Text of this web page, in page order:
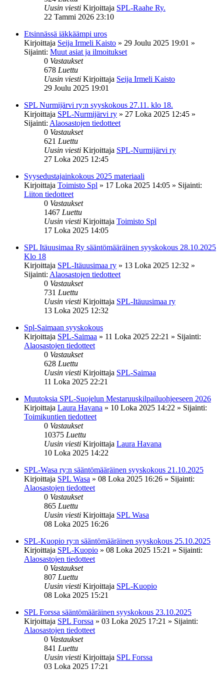
Uusin viesti Kirjoittaja SPL-Raahe Ry.
22 Tammi 2026 23:10
Etsinnässä iäkkäämpi uros
Kirjoittaja Seija Irmeli Kaisto » 29 Joulu 2025 19:01 »
Sijainti: Muut asiat ja ilmoitukset
0 Vastaukset
678 Luettu
Uusin viesti Kirjoittaja Seija Irmeli Kaisto
29 Joulu 2025 19:01
SPL Nurmijärvi ry:n syyskokous 27.11. klo 18.
Kirjoittaja SPL-Nurmijärvi ry » 27 Loka 2025 12:45 »
Sijainti: Alaosastojen tiedotteet
0 Vastaukset
621 Luettu
Uusin viesti Kirjoittaja SPL-Nurmijärvi ry
27 Loka 2025 12:45
Syysedustajainkokous 2025 materiaali
Kirjoittaja Toimisto Spl » 17 Loka 2025 14:05 » Sijainti:
Liiton tiedotteet
0 Vastaukset
1467 Luettu
Uusin viesti Kirjoittaja Toimisto Spl
17 Loka 2025 14:05
SPL Itäuusimaa Ry sääntömääräinen syyskokous 28.10.2025
Klo 18
Kirjoittaja SPL-Itäuusimaa ry » 13 Loka 2025 12:32 »
Sijainti: Alaosastojen tiedotteet
0 Vastaukset
731 Luettu
Uusin viesti Kirjoittaja SPL-Itäuusimaa ry
13 Loka 2025 12:32
Spl-Saimaan syyskokous
Kirjoittaja SPL-Saimaa » 11 Loka 2025 22:21 » Sijainti:
Alaosastojen tiedotteet
0 Vastaukset
628 Luettu
Uusin viesti Kirjoittaja SPL-Saimaa
11 Loka 2025 22:21
Muutoksia SPL-Suojelun Mestaruuskilpailuohjeeseen 2026
Kirjoittaja Laura Havana » 10 Loka 2025 14:22 » Sijainti:
Toimikuntien tiedotteet
0 Vastaukset
10375 Luettu
Uusin viesti Kirjoittaja Laura Havana
10 Loka 2025 14:22
SPL-Wasa ry:n sääntömääräinen syyskokous 21.10.2025
Kirjoittaja SPL Wasa » 08 Loka 2025 16:26 » Sijainti:
Alaosastojen tiedotteet
0 Vastaukset
865 Luettu
Uusin viesti Kirjoittaja SPL Wasa
08 Loka 2025 16:26
SPL-Kuopio ry:n sääntömääräinen syyskokous 25.10.2025
Kirjoittaja SPL-Kuopio » 08 Loka 2025 15:21 » Sijainti:
Alaosastojen tiedotteet
0 Vastaukset
807 Luettu
Uusin viesti Kirjoittaja SPL-Kuopio
08 Loka 2025 15:21
SPL Forssa sääntömääräinen syyskokous 23.10.2025
Kirjoittaja SPL Forssa » 03 Loka 2025 17:21 » Sijainti:
Alaosastojen tiedotteet
0 Vastaukset
841 Luettu
Uusin viesti Kirjoittaja SPL Forssa
03 Loka 2025 17:21